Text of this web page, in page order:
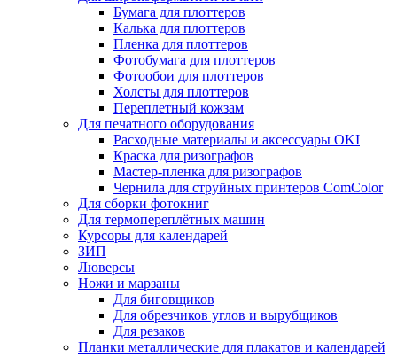
Бумага для плоттеров
Калька для плоттеров
Пленка для плоттеров
Фотобумага для плоттеров
Фотообои для плоттеров
Холсты для плоттеров
Переплетный кожзам
Для печатного оборудования
Расходные материалы и аксессуары OKI
Краска для ризографов
Мастер-пленка для ризографов
Чернила для струйных принтеров ComColor
Для сборки фотокниг
Для термопереплётных машин
Курсоры для календарей
ЗИП
Люверсы
Ножи и марзаны
Для биговщиков
Для обрезчиков углов и вырубщиков
Для резаков
Планки металлические для плакатов и календарей